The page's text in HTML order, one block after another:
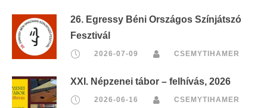
26. Egressy Béni Országos Színjátszó
Fesztivál
2026-07-09 CSEMYTIHAMER
XXI. Népzenei tábor – felhívás, 2026
2026-06-16 CSEMYTIHAMER